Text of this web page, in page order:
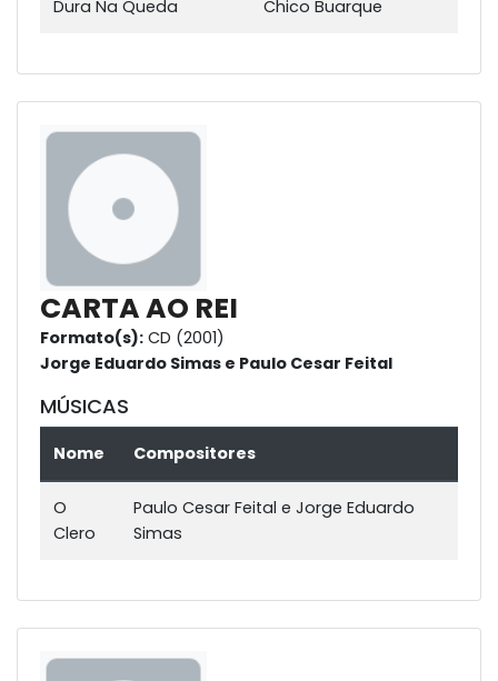
Dura Na Queda Chico Buarque
CARTA AO REI
Formato(s): CD (2001)
Jorge Eduardo Simas e Paulo Cesar Feital
MÚSICAS
Nome Compositores
O
Clero
Paulo Cesar Feital e Jorge Eduardo
Simas